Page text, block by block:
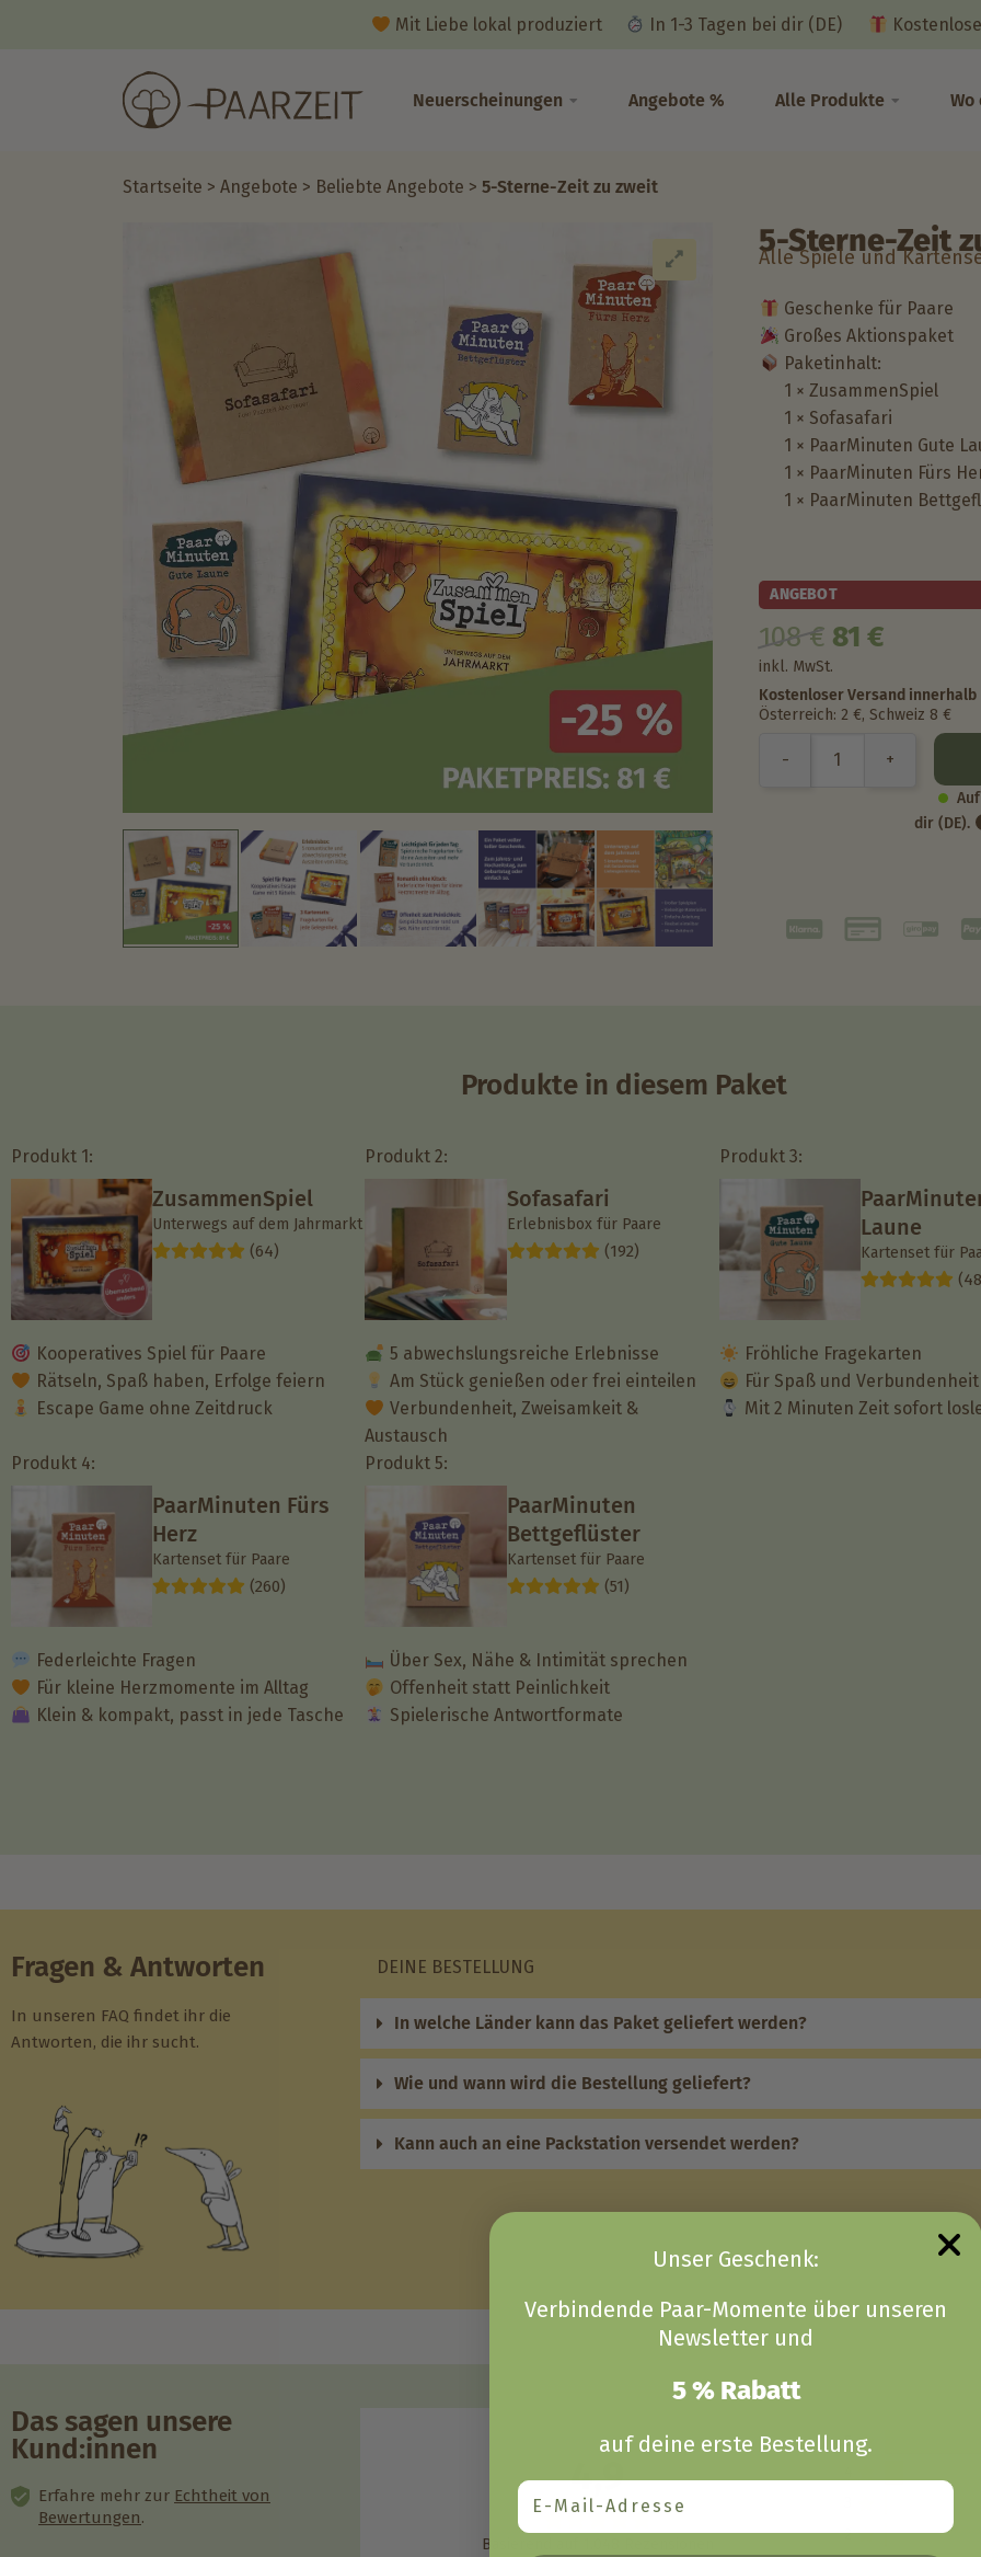
Mit Liebe lokal produziert In 1-3 Tagen bei dir (DE)
Neuerscheinungen Angebote % Alle Produkte
Startseite > Angebote > Beliebte Angebote > 5-Sterne-Zeit zu zweit
5-Sterne-Zeit
Alle Spiele und
Geschenke für Paare
Großes Aktionspaket
Paketinhalt:
1 × ZusammenSpiel
1 × Sofasafari
1 × PaarMinuten Gute
1 × PaarMinuten Fürs
1 × PaarMinuten
ANGEBOT
108€ 81€
inkl. MwSt.
Kostenloser Versand innerhalb
Österreich: 2 €, Schweiz 8 €
dir (DE).
Produkte in diesem Paket
Produkt 1:
ZusammenSpiel
Unterwegs auf dem Jahrmarkt
(64)
Kooperatives Spiel für Paare
Rätseln, Spaß haben, Erfolge feiern
Escape Game ohne Zeitdruck
Produkt 2:
Sofasafari
Erlebnisbox für Paare
(192)
5 abwechslungsreiche Erlebnisse
Am Stück genießen oder frei einteilen
Verbundenheit, Zweisamkeit &
Austausch
Produkt 3:
Laune
Kartenset für
Fröhliche Fragekarten
Für Spaß und Verbundenheit
Mit 2 Minuten Zeit sofort
Produkt 4:
PaarMinuten Fürs
Herz
Kartenset für Paare
(260)
Federleichte Fragen
Für kleine Herzmomente im Alltag
Klein & kompakt, passt in jede Tasche
Produkt 5:
PaarMinuten
Bettgeflüster
Kartenset für Paare
(51)
Über Sex, Nähe & Intimität sprechen
Offenheit statt Peinlichkeit
Spielerische Antwortformate
Fragen & Antworten
In unseren FAQ findet ihr die
Antworten, die ihr sucht.
DEINE BESTELLUNG
In welche Länder kann das Paket geliefert werden?
Wie und wann wird die Bestellung geliefert?
Kann auch an eine Packstation versendet werden?
Das sagen unsere
Kund:innen
Erfahre mehr zur Echtheit von
Bewertungen.
4,9
Basierend auf 1.048 Rezensionen
5
2
Unser Geschenk:
Verbindende Paar-Momente über unseren
Newsletter und
5 % Rabatt
auf deine erste Bestellung.
Email